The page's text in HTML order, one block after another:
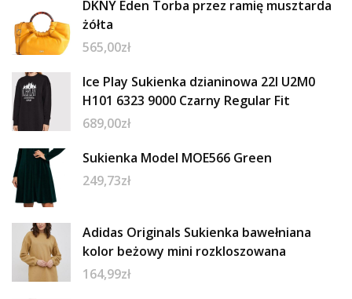
DKNY Eden Torba przez ramię musztarda
żółta
565,00zł
Ice Play Sukienka dzianinowa 22I U2M0
H101 6323 9000 Czarny Regular Fit
689,00zł
Sukienka Model MOE566 Green
249,73zł
Adidas Originals Sukienka bawełniana
kolor beżowy mini rozkloszowana
164,99zł